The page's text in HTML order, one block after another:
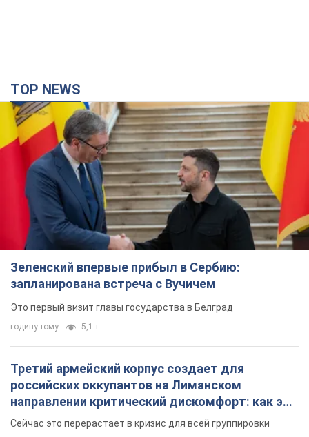
TOP NEWS
Зеленский впервые прибыл в Сербию:
запланирована встреча с Вучичем
Это первый визит главы государства в Белград
годину тому 5,1 т.
Третий армейский корпус создает для
российских оккупантов на Лиманском
направлении критический дискомфорт: как это
удалось
Сейчас это перерастает в кризис для всей группировки